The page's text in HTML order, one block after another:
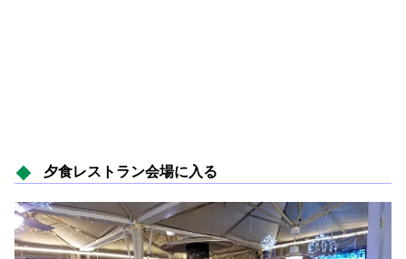
夕食レストラン会場に入る